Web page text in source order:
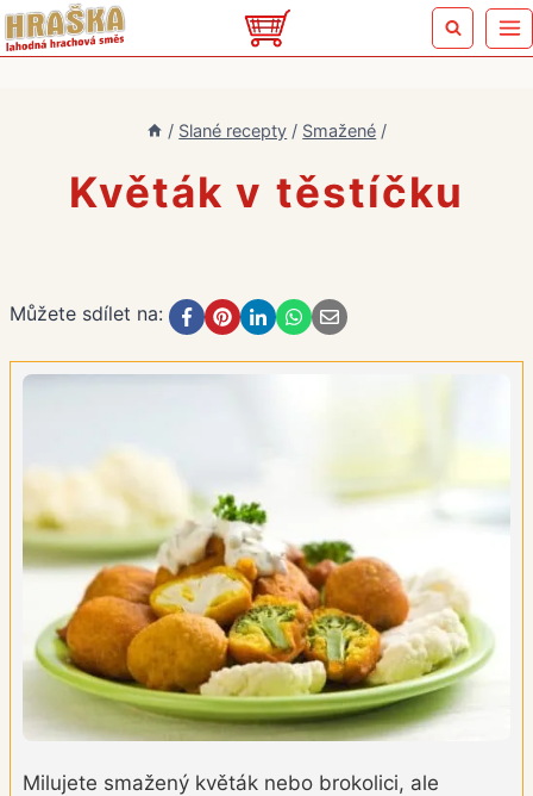
Přeskočit
na
/ Slané recepty / Smažené /
Květák v těstíčku
Můžete sdílet na:
Milujete smažený květák nebo brokolici, ale